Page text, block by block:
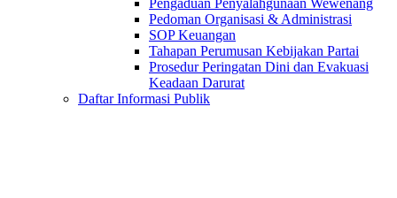
Pedoman Organisasi & Administrasi
SOP Keuangan
Tahapan Perumusan Kebijakan Partai
Prosedur Peringatan Dini dan Evakuasi
Keadaan Darurat
Daftar Informasi Publik